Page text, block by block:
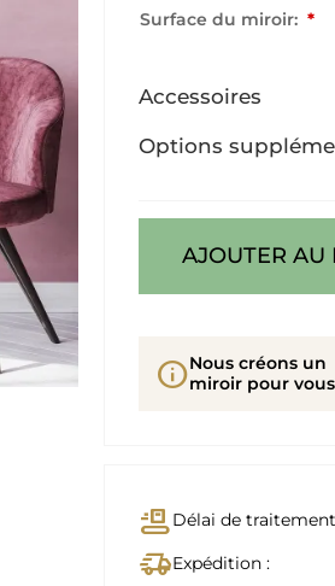
Surface du miroir: *
Accessoires
Options
AJOUTER AU
infoNous créons un
miroir pour vous
conveyor_beltDélai de
delivery_truck_speedExpédition :